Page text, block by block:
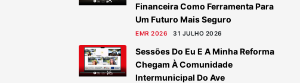
Financeira Como Ferramenta Para
Um Futuro Mais Seguro
EMR 2026 31 JULHO 2026
Sessões Do Eu E A Minha Reforma
Chegam À Comunidade
Intermunicipal Do Ave